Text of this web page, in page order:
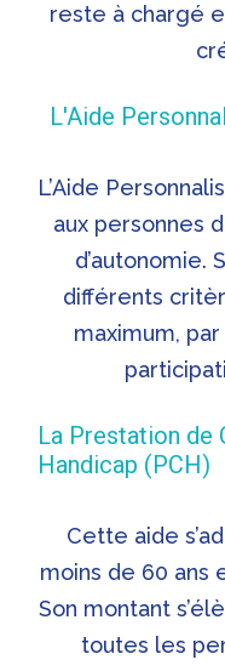
reste à chargé
L'Aide
L’Aide
aux personnes
d’autonomie.
différents
maximum,
La Prestation de
Handicap (PCH)
Cette aide
moins de 60 ans
Son montant
toutes les